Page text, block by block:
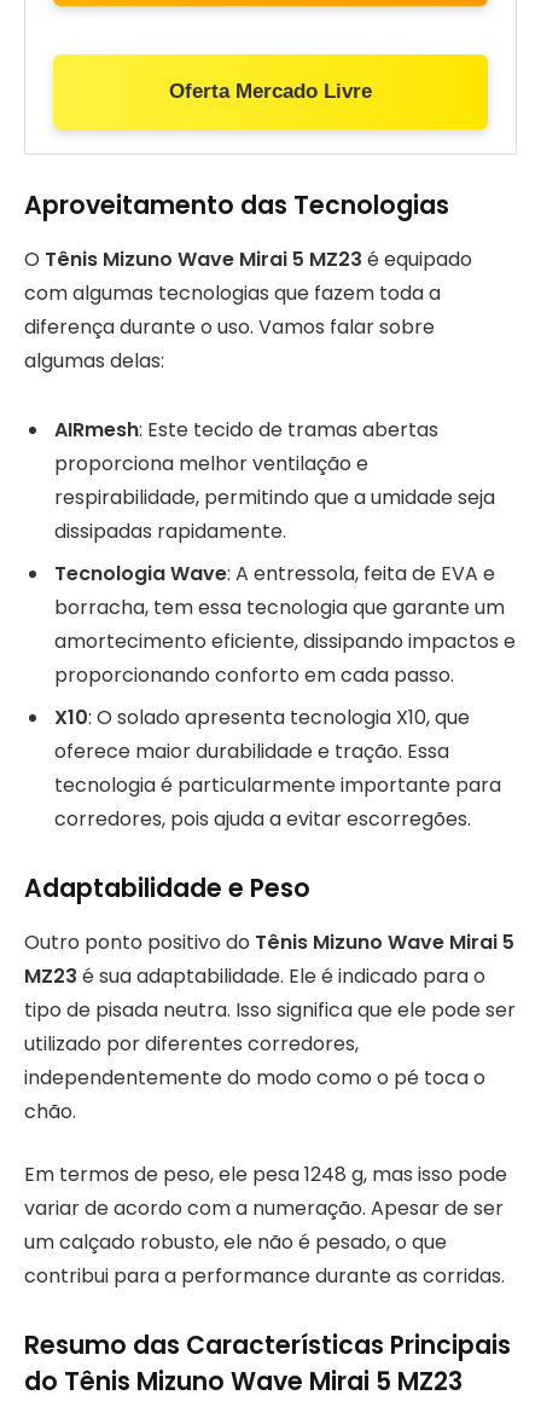
Oferta Mercado Livre
Aproveitamento das Tecnologias
O Tênis Mizuno Wave Mirai 5 MZ23 é equipado
com algumas tecnologias que fazem toda a
diferença durante o uso. Vamos falar sobre
algumas delas:
AIRmesh: Este tecido de tramas abertas
proporciona melhor ventilação e
respirabilidade, permitindo que a umidade seja
dissipadas rapidamente.
Tecnologia Wave: A entressola, feita de EVA e
borracha, tem essa tecnologia que garante um
amortecimento eficiente, dissipando impactos e
proporcionando conforto em cada passo.
X10: O solado apresenta tecnologia X10, que
oferece maior durabilidade e tração. Essa
tecnologia é particularmente importante para
corredores, pois ajuda a evitar escorregões.
Adaptabilidade e Peso
Outro ponto positivo do Tênis Mizuno Wave Mirai 5
MZ23 é sua adaptabilidade. Ele é indicado para o
tipo de pisada neutra. Isso significa que ele pode ser
utilizado por diferentes corredores,
independentemente do modo como o pé toca o
chão.
Em termos de peso, ele pesa 1248 g, mas isso pode
variar de acordo com a numeração. Apesar de ser
um calçado robusto, ele não é pesado, o que
contribui para a performance durante as corridas.
Resumo das Características Principais
do Tênis Mizuno Wave Mirai 5 MZ23